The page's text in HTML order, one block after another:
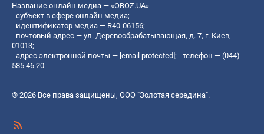
Название онлайн медиа — «OBOZ.UA»
- субъект в сфере онлайн медиа;
- идентификатор медиа — R40-06156;
- почтовый адрес — ул. Деревообрабатывающая, д. 7, г. Киев,
01013;
- адрес электронной почты — [email protected]; - телефон — (044)
585 46 20
© 2026 Все права защищены, ООО "Золотая середина".